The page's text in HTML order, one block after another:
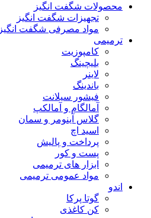
محصولات شگفت انگیز
تجهیزات شگفت انگیز
مواد مصرفی شگفت انگیز
ترمیمی
کامپوزیت
بلیچینگ
لاینر
باندینگ
فیشور سیلانت
آمالگام و آمالکپ
گلاس آینومر و سمان
اسید اچ
پرداخت و پالیش
پست و کور
ابزار های ترمیمی
مواد عمومی ترمیمی
اندو
گوتا پرکا
کن کاغذی